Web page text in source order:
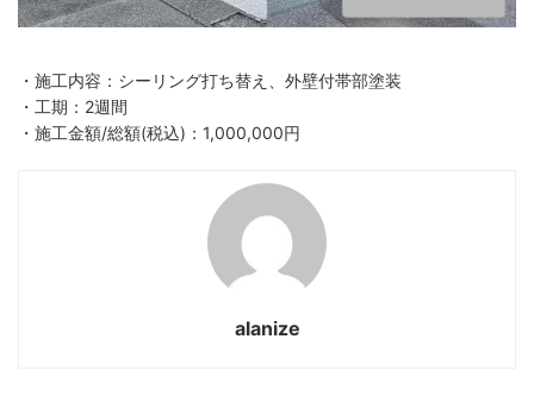
・施工内容：シーリング打ち替え、外壁付帯部塗装
・工期：2週間
・施工金額/総額(税込)：1,000,000円
alanize